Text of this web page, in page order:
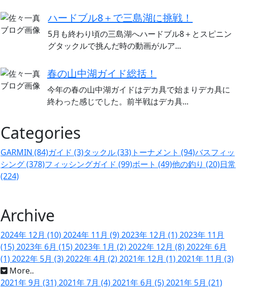
ハードブル8＋で三島湖に挑戦！
5月も終わり頃の三島湖へハードブル8＋とスピニン
グタックルで挑んだ時の動画がルア...
春の山中湖ガイド総括！
今年の春の山中湖ガイドはデカ具で始まりデカ具に
終わった感じでした。前半戦はデカ具...
Categories
GARMIN (84)ガイド (3)タックル (33) トーナメント (94)バスフィッ
シング (378)フィッシングガイド (99)ボート (49)他の釣り (20)日常
(224)
Archive
2024年 12月 (10)2024年 11月 (9)2023年 12月 (1)2023年 11月
(15)2023年 6月 (15)2023年 1月 (2)2022年 12月 (8)2022年 6月
(1)2022年 5月 (3)2022年 4月 (2)2021年 12月 (1)2021年 11月 (3)
More..
2021年 9月 (31)2021年 7月 (4)2021年 6月 (5)2021年 5月 (21)